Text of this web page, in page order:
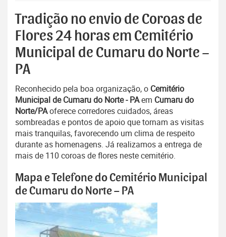
Tradição no envio de Coroas de
Flores 24 horas em Cemitério
Municipal de Cumaru do Norte –
PA
Reconhecido pela boa organização, o Cemitério
Municipal de Cumaru do Norte - PAem Cumaru do
Norte/PAoferece corredores cuidados, áreas
sombreadas e pontos de apoio que tornam as visitas
mais tranquilas, favorecendo um clima de respeito
durante as homenagens. Já realizamos a entrega de
mais de 110 coroas de flores neste cemitério.
Mapa e Telefone do Cemitério Municipal
de Cumaru do Norte – PA